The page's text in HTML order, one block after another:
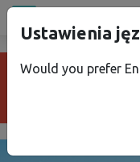
Je nám líto,
Ustawienia
Would you prefer